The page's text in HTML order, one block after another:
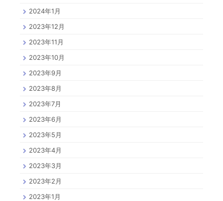
2024年1月
2023年12月
2023年11月
2023年10月
2023年9月
2023年8月
2023年7月
2023年6月
2023年5月
2023年4月
2023年3月
2023年2月
2023年1月